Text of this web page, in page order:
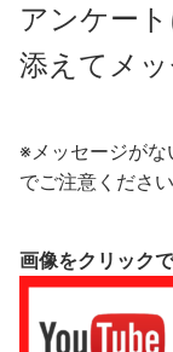
アンケー
添えてメ
※メッセージが
でご注意ください
画像をクリック